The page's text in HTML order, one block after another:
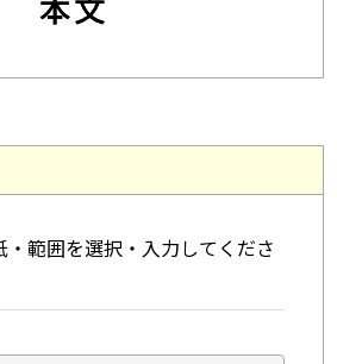
範囲を選択・入力してくださ